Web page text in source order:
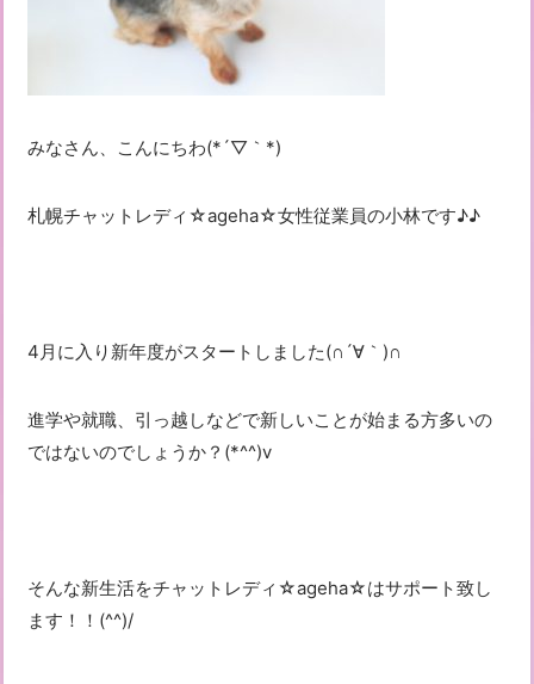
みなさん、こんにちわ(*´▽｀*)
札幌チャットレディ☆ageha☆女性従業員の小林です♪♪
4月に入り新年度がスタートしました(∩´∀｀)∩
進学や就職、引っ越しなどで新しいことが始まる方多いの
ではないのでしょうか？(*^^)v
そんな新生活をチャットレディ☆ageha☆はサポート致し
ます！！(^^)/